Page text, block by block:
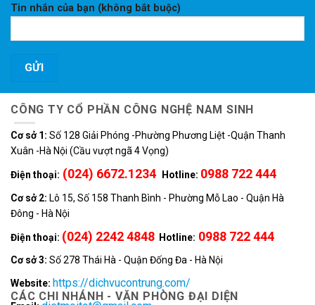
Tin nhắn của bạn (không bắt buộc)
CÔNG TY CỔ PHẦN CÔNG NGHỆ NAM SINH
Cơ sở 1: Số 128 Giải Phóng -Phường Phương Liệt -Quận Thanh
Xuân -Hà Nội (Cầu vượt ngã 4 Vọng)
Điện thoại: (024) 6672.1234 Hotline: 0988 722 444
Cơ sở 2: Lô 15, Số 158 Thanh Bình - Phường Mỗ Lao - Quận Hà
Đông - Hà Nội
Điện thoại: (024) 2242 4848 Hotline: 0988 722 444
Cơ sở 3: Số 278 Thái Hà - Quận Đống Đa - Hà Nội
Website: https://dichvucontrung.com/
CÁC CHI NHÁNH - VĂN PHÒNG ĐẠI DIỆN